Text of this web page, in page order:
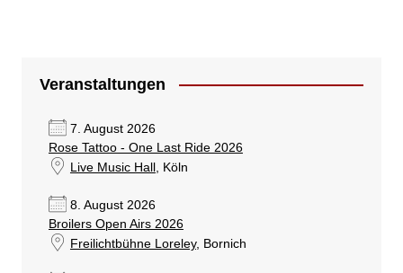
Veranstaltungen
7. August 2026
Rose Tattoo - One Last Ride 2026
Live Music Hall, Köln
8. August 2026
Broilers Open Airs 2026
Freilichtbühne Loreley, Bornich